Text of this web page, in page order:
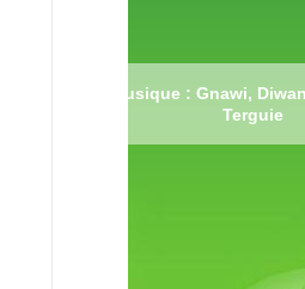
Musique : Gnawi,
Terguie